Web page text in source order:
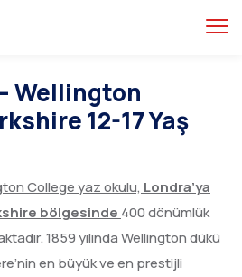
Wellington
12-17 Yaş
College yaz okulu, Londra’ya
bölgesinde 400 dönümlük
1859 yılında Wellington dükü
en büyük ve en prestijli